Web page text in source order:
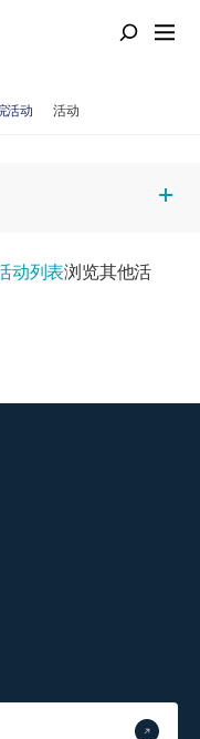
活动 活动
动列表浏览其他活